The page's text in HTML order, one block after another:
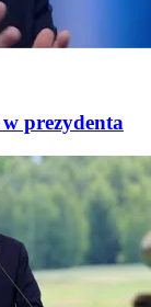
prezydenta